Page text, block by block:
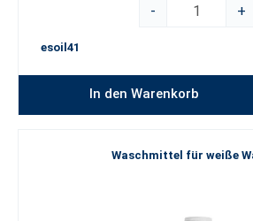
-
+
esoil41
In den Warenkorb
Waschmittel für weiße